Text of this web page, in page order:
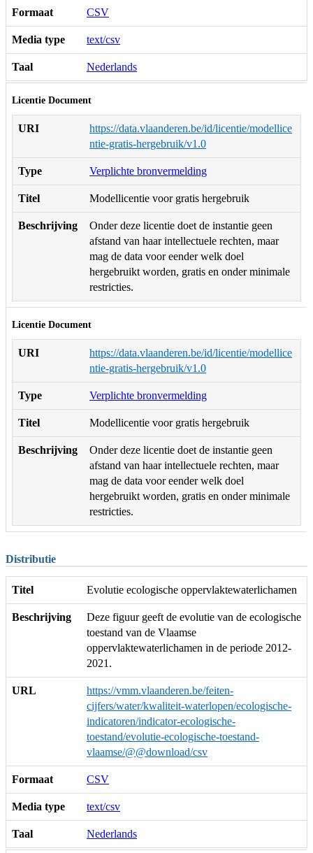
Formaat CSV
Media type text/csv
Taal Nederlands
Licentie Document
URI
https://data.vlaanderen.be/id/licentie/modellice
ntie-gratis-hergebruik/v1.0
Type Verplichte bronvermelding
Titel Modellicentie voor gratis hergebruik
Beschrijving
Onder deze licentie doet de instantie geen
afstand van haar intellectuele rechten, maar
mag de data voor eender welk doel
hergebruikt worden, gratis en onder minimale
restricties.
Licentie Document
URI
https://data.vlaanderen.be/id/licentie/modellice
ntie-gratis-hergebruik/v1.0
Type Verplichte bronvermelding
Titel Modellicentie voor gratis hergebruik
Beschrijving
Onder deze licentie doet de instantie geen
afstand van haar intellectuele rechten, maar
mag de data voor eender welk doel
hergebruikt worden, gratis en onder minimale
restricties.
Distributie
Titel Evolutie ecologische oppervlaktewaterlichamen
Beschrijving
Deze figuur geeft de evolutie van de ecologische
toestand van de Vlaamse
oppervlaktewaterlichamen in de periode 2012-
2021.
URL
https://vmm.vlaanderen.be/feiten-
cijfers/water/kwaliteit-waterlopen/ecologische-
indicatoren/indicator-ecologische-
toestand/evolutie-ecologische-toestand-
vlaamse/@@download/csv
Formaat CSV
Media type text/csv
Taal Nederlands